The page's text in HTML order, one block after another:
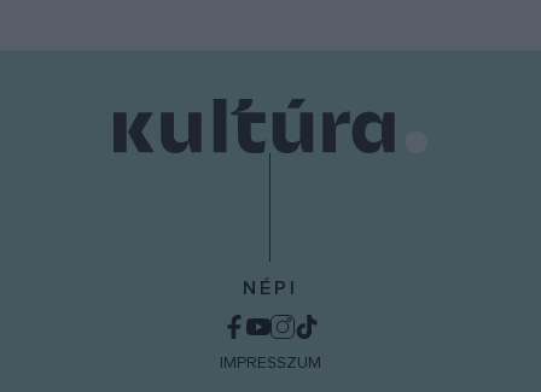
NÉPI
IMPRESSZUM